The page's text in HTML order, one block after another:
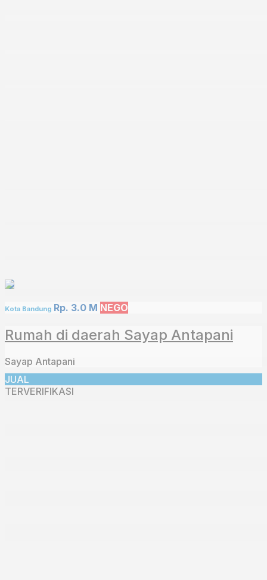
Kota Bandung Rp. 3.0 M NEGO
Rumah di daerah Sayap Antapani
Sayap Antapani
JUAL
TERVERIFIKASI